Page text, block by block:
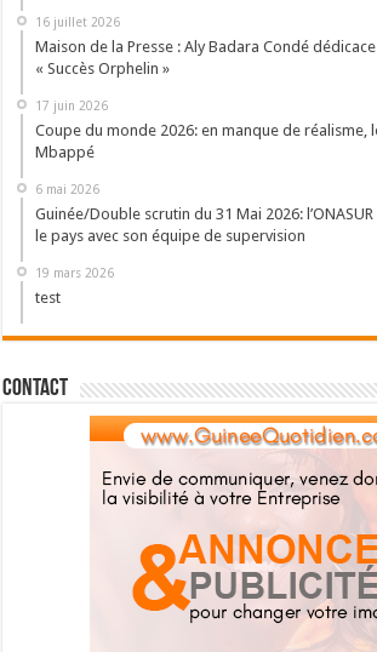
16 juillet 2026
Maison de la Presse : Aly Badara Condé
« Succès Orphelin »
17 juin 2026
Coupe du monde 2026: en manque de réalisme,
Mbappé
6 mai 2026
Guinée/Double scrutin du 31 Mai 2026:
le pays avec son équipe de supervision
19 mars 2026
test
Contact